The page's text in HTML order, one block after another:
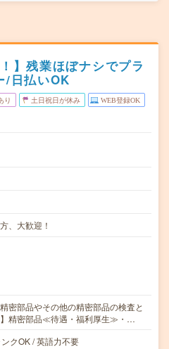
】残業ほぼナシでプラ
/日払いOK
り 土日祝日が休み WEB登録OK
、大歓迎！
密部品やその他の精密部品の検査と
】精密部品≪待遇・福利厚生≫・…
クOK / 英語力不要